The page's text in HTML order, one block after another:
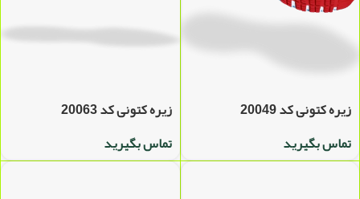
زیره کتونی کد 20049
تماس بگیرید
زیره کتونی کد 20063
تماس بگیرید